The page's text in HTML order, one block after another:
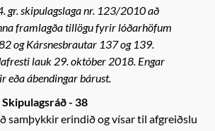
gr. skipulagslaga nr. 123/2010 að
framlagða tillögu fyrir lóðarhöfum
og Kársnesbrautar 137 og 139.
lauk 29. október 2018. Engar
eða ábendingar bárust.
- 38
samþykkir erindið og vísar til afgreiðslu